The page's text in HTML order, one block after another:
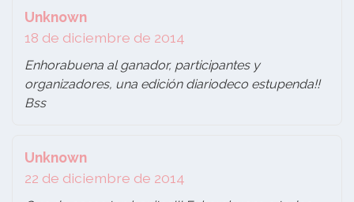
Unknown
18 de diciembre de 2014
Enhorabuena al ganador, participantes y
organizadores, una edición diariodeco estupenda!!
Bss
Unknown
22 de diciembre de 2014